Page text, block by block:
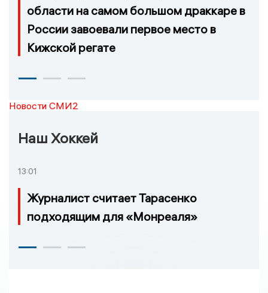
области на самом большом драккаре в
России завоевали первое место в
Кижской регате
Новости СМИ2
Наш Хоккей
13:01
Журналист считает Тарасенко
подходящим для «Монреаля»